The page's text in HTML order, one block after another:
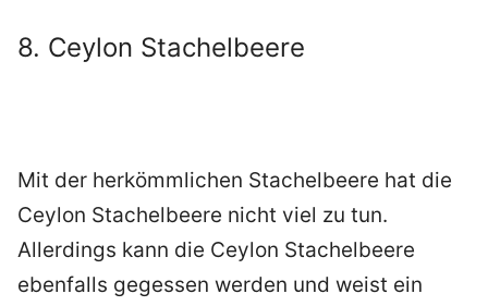
8. Ceylon Stachelbeere
Mit der herkömmlichen Stachelbeere hat die
Ceylon Stachelbeere nicht viel zu tun.
Allerdings kann die Ceylon Stachelbeere
ebenfalls gegessen werden und weist ein